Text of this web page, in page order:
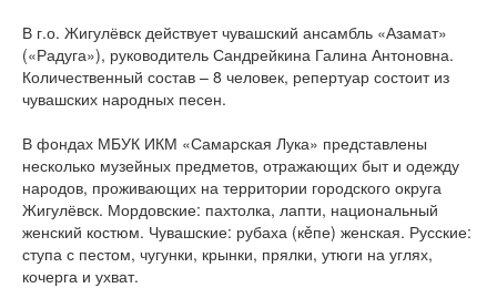
В г.о. Жигулёвск действует чувашский ансамбль «Азамат»
(«Радуга»), руководитель Сандрейкина Галина Антоновна.
Количественный состав – 8 человек, репертуар состоит из
чувашских народных песен.
В фондах МБУК ИКМ «Самарская Лука» представлены
несколько музейных предметов, отражающих быт и одежду
народов, проживающих на территории городского округа
Жигулёвск. Мордовские: пахтолка, лапти, национальный
женский костюм. Чувашские: рубаха (кěпе) женская. Русские:
ступа с пестом, чугунки, крынки, прялки, утюги на углях,
кочерга и ухват.